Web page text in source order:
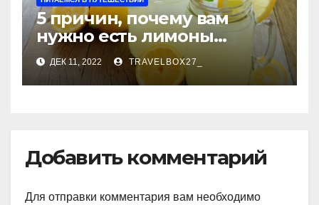
5 причин, почему вам
нужно есть лимоны
каждый день
ДЕК 11, 2022 TRAVELBOX27_
Добавить комментарий
Для отправки комментария вам необходимо